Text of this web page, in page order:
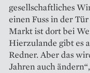
gesellschaftliches
einen Fuss in der
Markt ist dort bei
Hierzulande gibt es
Redner. Aber das
Jahren auch